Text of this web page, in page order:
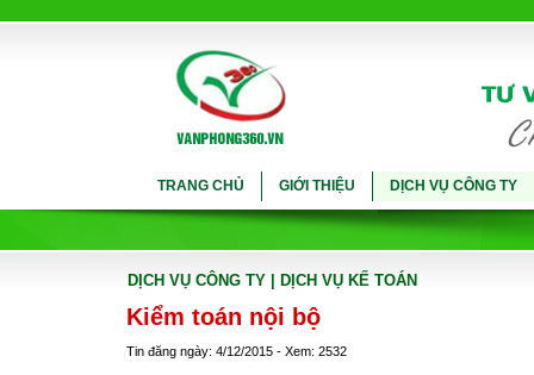
TRANG CHỦ GIỚI THIỆU DỊCH VỤ CÔNG TY
DỊCH VỤ CÔNG TY | DỊCH VỤ KẾ TOÁN
Kiểm toán nội bộ
Tin đăng ngày: 4/12/2015 - Xem: 2532